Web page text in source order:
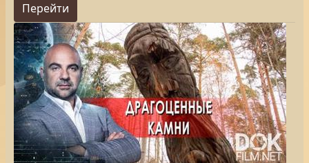
Перейти